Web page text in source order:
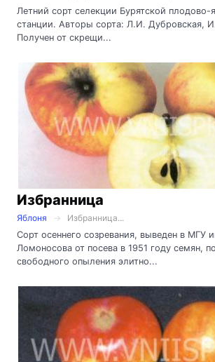
Летний сорт селекции Бурятской плодово-
станции. Авторы сорта: Л.И. Дубровская,
Получен от скрещи...
Избранница
Яблоня
Избранница...
Сорт осеннего созревания, выведен в МГУ
Ломоносова от посева в 1951 году семян,
свободного опыления элитно...